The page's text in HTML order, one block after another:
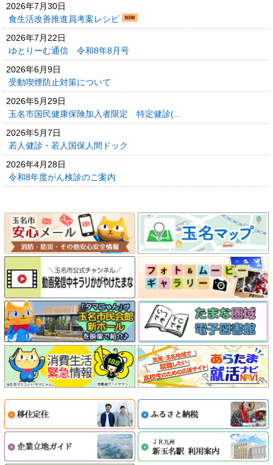
2026年7月30日
食生活改善推進員考案レシピ
2026年7月22日
ゆとりーむ通信 令和8年8月号
2026年6月9日
受動喫煙防止対策について
2026年5月29日
玉名市国民健康保険加入者限定 特定健診(...
2026年5月7日
若人健診・若人国保人間ドック
2026年4月28日
令和8年度がん検診のご案内